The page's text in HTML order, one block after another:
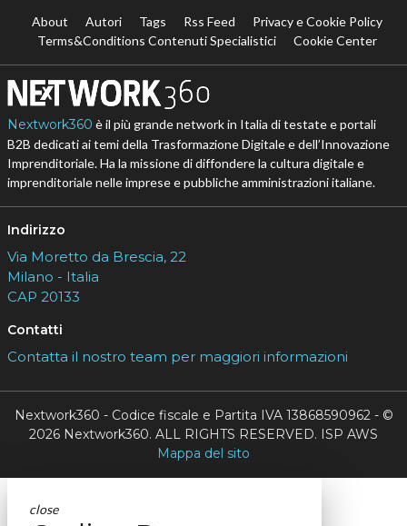
About Autori Tags Rss Feed
Privacy e Cookie Policy
Terms&Conditions Contenuti Specialistici
Cookie Center
Nextwork360 è il più grande network in Italia di testate e portali
B2B dedicati ai temi della Trasformazione Digitale e dell’Innovazione
Imprenditoriale. Ha la missione di diffondere la cultura digitale e
imprenditoriale nelle imprese e pubbliche amministrazioni italiane.
Indirizzo
Via Moretto da Brescia, 22
Milano - Italia
CAP 20133
Contatti
Contatta il nostro team per maggiori informazioni
Nextwork360 - Codice fiscale e Partita IVA 13868590962 - ©
2026 Nextwork360. ALL RIGHTS RESERVED. ISP AWS
Mappa del sito
close